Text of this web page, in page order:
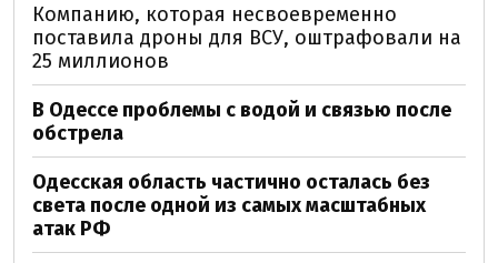
Компанию, которая несвоевременно
поставила дроны для ВСУ, оштрафовали на
25 миллионов
В Одессе проблемы с водой и связью после
обстрела
Одесская область частично осталась без
света после одной из самых масштабных
атак РФ